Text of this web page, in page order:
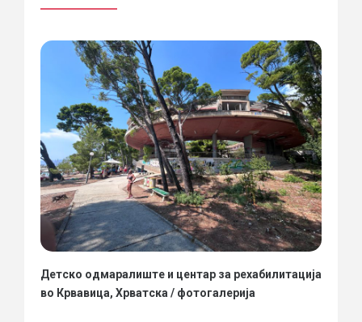
Детско одмаралиште и центар за рехабилитација
во Крвавица, Хрватска / фотогалерија